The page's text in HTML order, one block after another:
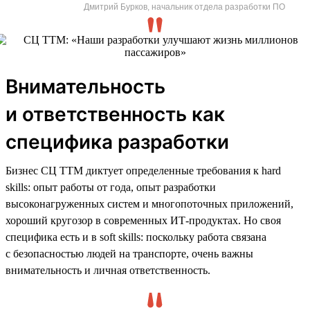
Дмитрий Бурков, начальник отдела разработки ПО
Внимательность
и ответственность как
специфика разработки
Бизнес СЦ ТТМ диктует определенные требования к hard
skills: опыт работы от года, опыт разработки
высоконагруженных систем и многопоточных приложений,
хороший кругозор в современных ИТ-продуктах. Но своя
специфика есть и в soft skills: поскольку работа связана
с безопасностью людей на транспорте, очень важны
внимательность и личная ответственность.